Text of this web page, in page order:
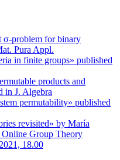
σ‐problem for binary
Pura Appl.
in finite groups» published
products and
in J. Algebra
permutability» published
revisited» by María
Online Group Theory
18.00